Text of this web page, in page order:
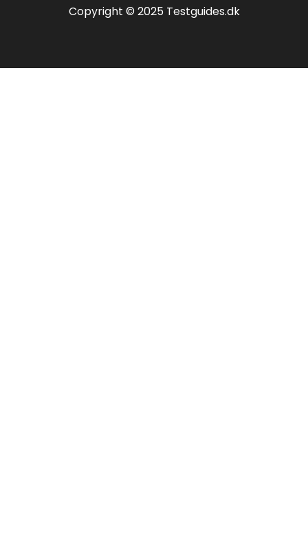
Copyright © 2025 Testguides.dk